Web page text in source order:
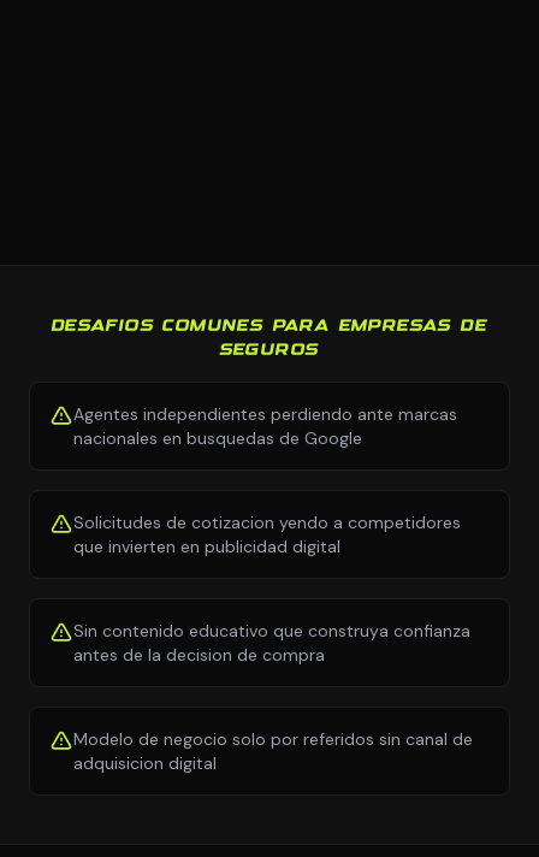
DESAFIOS COMUNES PARA EMPRESAS DE
SEGUROS
Agentes independientes perdiendo ante marcas
nacionales en busquedas de Google
Solicitudes de cotizacion yendo a competidores
que invierten en publicidad digital
Sin contenido educativo que construya confianza
antes de la decision de compra
Modelo de negocio solo por referidos sin canal de
adquisicion digital